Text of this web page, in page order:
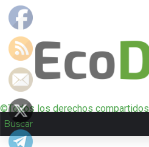
©Todos los derechos compartidos